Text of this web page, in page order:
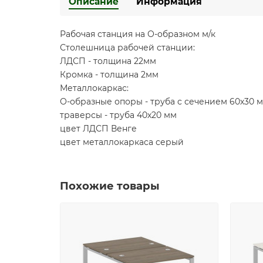
Рабочая станция на О-образном м/к
Столешница рабочей станции:
ЛДСП - толщина 22мм
Кромка - толщина 2мм
Металлокаркас:
О-образные опоры - труба с сечением 60х30
траверсы - труба 40х20 мм
цвет ЛДСП Венге
цвет металлокаркаса серый
Похожие товары